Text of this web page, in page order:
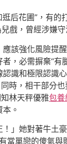
后花圃”，有的
戲，曾經涉嫌守
該強化風險提
，必需摒棄“有
識和極限認識
時，相干部分
林天秤優雅包養
。
」她對著牛土
當單戀的傻氣